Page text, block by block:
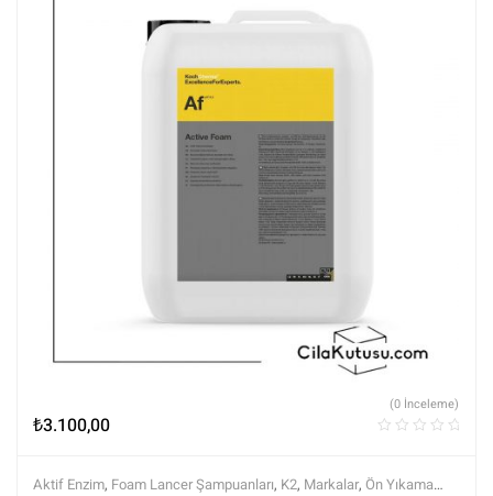
₺3.100,00
(0 İnceleme)
Aktif Enzim, Foam Lancer Şampuanları, K2, Markalar, Ön Yıkama